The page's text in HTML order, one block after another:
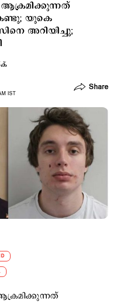
യുകെ
അറിയിച്ചു;
IST
Share